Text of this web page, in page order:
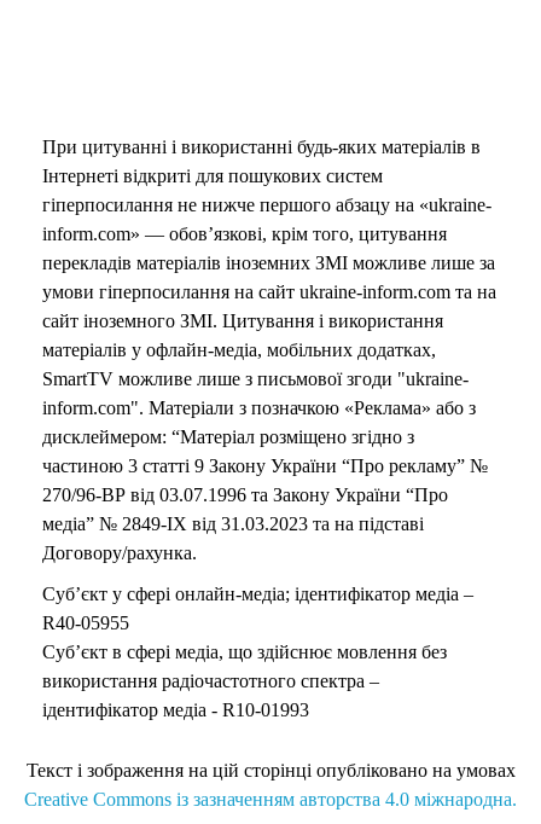
При цитуванні і використанні будь-яких матеріалів в
Інтернеті відкриті для пошукових систем
гіперпосилання не нижче першого абзацу на «ukraine-
inform.com» — обов’язкові, крім того, цитування
перекладів матеріалів іноземних ЗМІ можливе лише за
умови гіперпосилання на сайт ukraine-inform.com та на
сайт іноземного ЗМІ. Цитування і використання
матеріалів у офлайн-медіа, мобільних додатках,
SmartTV можливе лише з письмової згоди "ukraine-
inform.com". Матеріали з позначкою «Реклама» або з
дисклеймером: “Матеріал розміщено згідно з
частиною 3 статті 9 Закону України “Про рекламу” №
270/96-ВР від 03.07.1996 та Закону України “Про
медіа” № 2849-IX від 31.03.2023 та на підставі
Договору/рахунка.
Суб’єкт у сфері онлайн-медіа; ідентифікатор медіа –
R40-05955
Суб’єкт в сфері медіа, що здійснює мовлення без
використання радіочастотного спектра –
ідентифікатор медіа - R10-01993
Текст і зображення на цій сторінці опубліковано на умовах
Creative Commons із зазначенням авторства 4.0 міжнародна.